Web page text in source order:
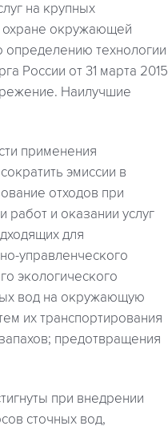
на крупных
охране окружающей
технологии
России от 31 марта 2015
Наилучшие
применения
эмиссии в
отходов при
работ и оказании услуг
для
управленческого
экологического
вод на окружающую
их транспортирования
предотвращения
при внедрении
сточных вод,